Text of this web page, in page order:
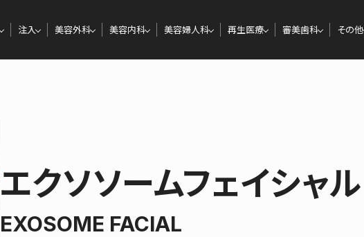
注入 美容外科 美容内科 美容婦人科 再生医療 審美歯科 その他
エクソソームフェイシャル
EXOSOME FACIAL